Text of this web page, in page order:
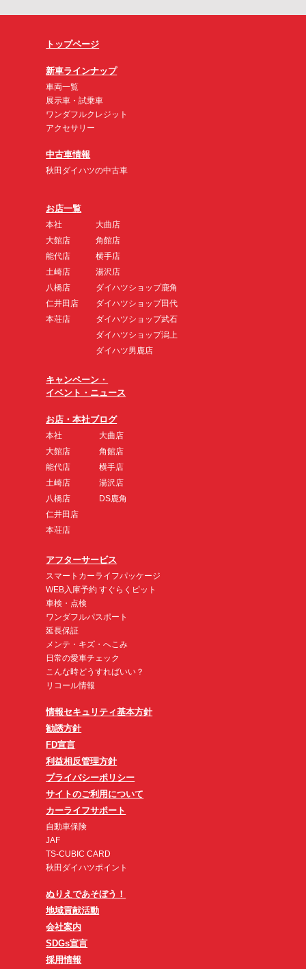
トップページ
新車ラインナップ
車両一覧
展示車・試乗車
ワンダフルクレジット
アクセサリー
中古車情報
秋田ダイハツの中古車
お店一覧
本社
大館店
能代店
土崎店
八橋店
仁井田店
本荘店
大曲店
角館店
横手店
湯沢店
ダイハツショップ鹿角
ダイハツショップ田代
ダイハツショップ武石
ダイハツショップ潟上
ダイハツ男鹿店
キャンペーン・
イベント・ニュース
お店・本社ブログ
本社
大館店
能代店
土崎店
八橋店
仁井田店
本荘店
大曲店
角館店
横手店
湯沢店
DS鹿角
アフターサービス
スマートカーライフパッケージ
WEB入庫予約 すぐらくピット
車検・点検
ワンダフルパスポート
延長保証
メンテ・キズ・へこみ
日常の愛車チェック
こんな時どうすればいい？
リコール情報
情報セキュリティ基本方針
勧誘方針
FD宣言
利益相反管理方針
プライバシーポリシー
サイトのご利用について
カーライフサポート
自動車保険
JAF
TS-CUBIC CARD
秋田ダイハツポイント
ぬりえであそぼう！
地域貢献活動
会社案内
SDGs宣言
採用情報